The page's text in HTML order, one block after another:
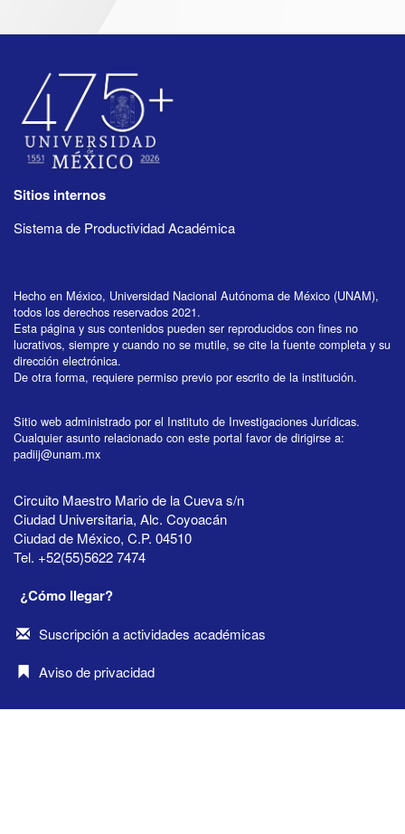
Sitios internos
Sistema de Productividad Académica
Hecho en México, Universidad Nacional Autónoma de México (UNAM),
todos los derechos reservados 2021.
Esta página y sus contenidos pueden ser reproducidos con fines no
lucrativos, siempre y cuando no se mutile, se cite la fuente completa y su
dirección electrónica.
De otra forma, requiere permiso previo por escrito de la institución.
Sitio web administrado por el Instituto de Investigaciones Jurídicas.
Cualquier asunto relacionado con este portal favor de dirigirse a:
padiij@unam.mx
Circuito Maestro Mario de la Cueva s/n
Ciudad Universitaria, Alc. Coyoacán
Ciudad de México, C.P. 04510
Tel. +52(55)5622 7474
¿Cómo llegar?
Suscripción a actividades académicas
Aviso de privacidad